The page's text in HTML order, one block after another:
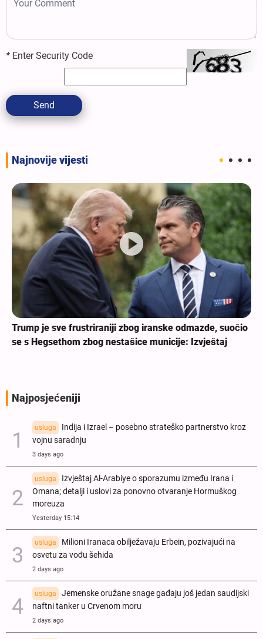
* Enter Security Code
Send
Najnovije vijesti
Trump je sve frustriraniji zbog iranske odmazde, suočio
se s Hegsethom zbog nestašice municije: Izvještaj
Najposjećeniji
usluga
Indija i Izrael – posebno strateško partnerstvo kroz
vojnu saradnju
3 days ago
usluga
Izvještaj Al-Arabiye o sporazumu između Irana i
Omana; detalji i uslovi za ponovno otvaranje Hormuškog
moreuza
Yesterday 15:14
usluga
Milioni Iranaca obilježavaju Erbein, pozivajući na
osvetu za vođu šehida
2 days ago
usluga
Jemenske oružane snage gađaju još jedan saudijski
naftni tanker u Crvenom moru
2 days ago